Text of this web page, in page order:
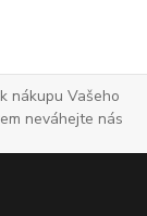
nákupu Vašeho
neváhejte nás